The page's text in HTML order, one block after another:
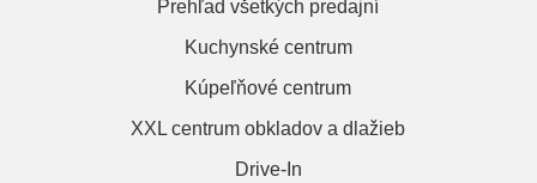
Prehľad všetkých predajní
Kuchynské centrum
Kúpeľňové centrum
XXL centrum obkladov a dlažieb
Drive-In